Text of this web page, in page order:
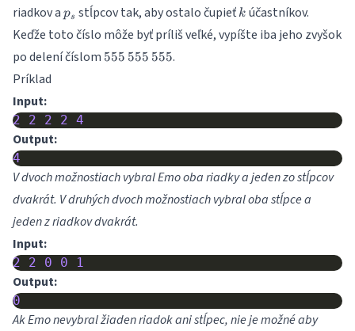
riadkov a p_s
ps stĺpcov tak, aby ostalo čupieť k
k účastníkov.
Keďže toto číslo môže byť príliš veľké, vypíšte iba jeho zvyšok
po delení číslom 555\,555\,555
555 555 555.
Príklad
Input:
2 2 2 2 4
Output:
4
V dvoch možnostiach vybral Emo oba riadky a jeden zo stĺpcov
dvakrát. V druhých dvoch možnostiach vybral oba stĺpce a
jeden z riadkov dvakrát.
Input:
2 2 0 0 1
Output:
0
Ak Emo nevybral žiaden riadok ani stĺpec, nie je možné aby